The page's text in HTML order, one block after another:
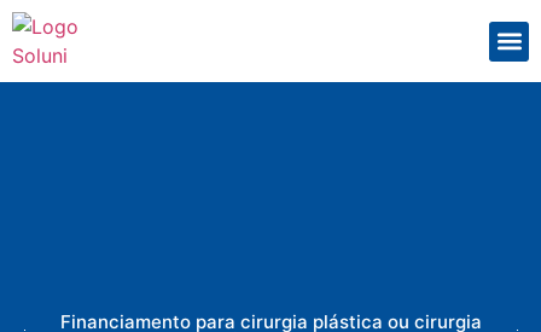
Financiamento para cirurgia plástica ou cirurgia